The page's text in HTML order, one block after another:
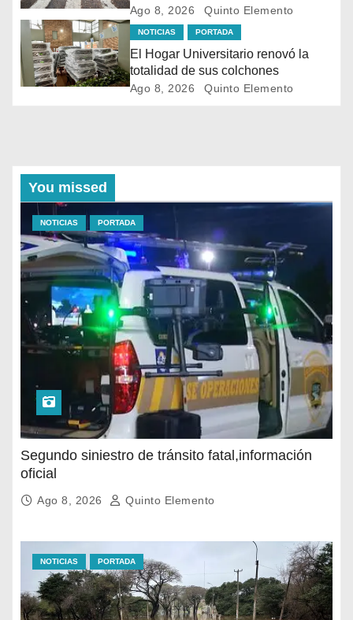
evacuaciones en Salto
Ago 8, 2026 Quinto Elemento
NOTICIAS PORTADA
El Hogar Universitario renovó la
totalidad de sus colchones
Ago 8, 2026 Quinto Elemento
You missed
NOTICIAS PORTADA
Segundo siniestro de tránsito fatal,información
oficial
Ago 8, 2026 Quinto Elemento
NOTICIAS PORTADA